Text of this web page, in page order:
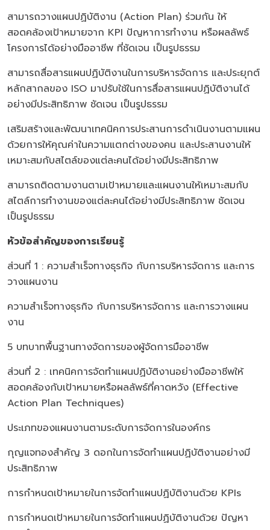
สามารถวางแผนปฏิบัติงาน (Action Plan) ร่วมกัน ให้
สอดคล้องเป้าหมายจาก KPI ปัญหาการทำงาน หรือผลลัพธ์
โครงการได้อย่างมืออาชีพ ที่ชัดเจน เป็นรูปธรรม
สามารถสื่อสารแผนปฏิบัติงานในการบริหารจัดการ และประยุกต์
หลักสากลของ ISO มาปรับใช้ในการสื่อสารแผนปฏิบัติงานได้
อย่างมีประสิทธิภาพ ชัดเจน เป็นรูปธรรม
เสริมสร้างและพัฒนาเทคนิคการประสานการดำเนินงานตามแผน
ด้วยการให้คุณค่าในความแตกต่างของคน และประสานงานให้
เหมาะสมกับสไตล์ของแต่ละคนได้อย่างมีประสิทธิภาพ
สามารถติดตามงานตามเป้าหมายและแผนงานให้เหมาะสมกับ
สไตล์การทำงานของแต่ละคนได้อย่างมีประสิทธิภาพ ชัดเจน
เป็นรูปธรรม
หัวข้อสำคัญของการเรียนรู้
ส่วนที่ 1 : ความสำเร็จทางธุรกิจ กับการบริหารจัดการ และการ
วางแผนงาน
ความสำเร็จทางธุรกิจ กับการบริหารจัดการ และการวางแผน
งาน
5 บทบาทพื้นฐานทางจัดการของผู้จัดการมืออาชีพ
ส่วนที่ 2 : เทคนิคการจัดทำแผนปฏิบัติงานอย่างมืออาชีพให้
สอดคล้องกับเป้าหมายหรือผลลัพธ์ที่คาดหวัง (Effective
Action Plan Techniques)
ประเภทของแผนงานตามระดับการจัดการในองค์กร
กุญแจทองสำคัญ 3 ดอกในการจัดทำแผนปฏิบัติงานอย่างมี
ประสิทธิภาพ
การกำหนดเป้าหมายในการจัดทำแผนปฏิบัติงานด้วย KPIs
การกำหนดเป้าหมายในการจัดทำแผนปฏิบัติงานด้วย ปัญหา